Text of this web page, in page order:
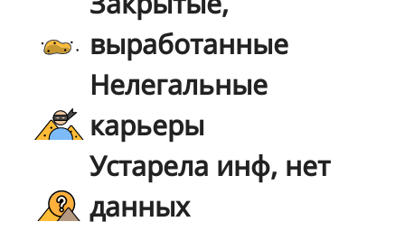
выработанные
Нелегальные
карьеры
Устарела инф, нет
данных